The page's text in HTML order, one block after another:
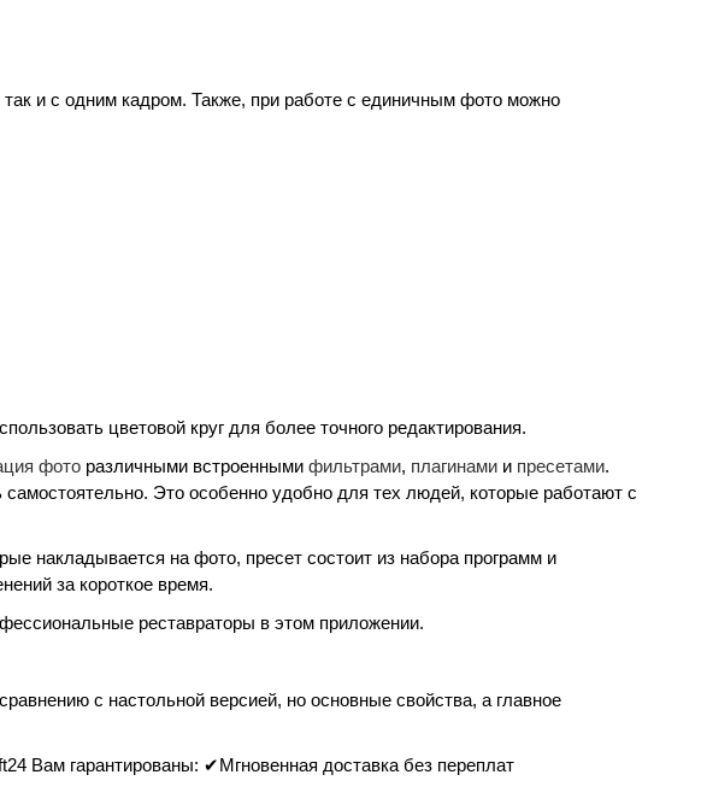
и с одним кадром. Также, при работе с единичным фото можно
цветовой круг для более точного редактирования.
фоторазличными встроенными фильтрами, плагинамии пресетами.
Это особенно удобно для тех людей, которые работают с
накладывается на фото, пресет состоит из набора программ и
за короткое время.
реставраторы в этом приложении.
с настольной версией, но основные свойства, а главное
Вам гарантированы: ✔Мгновенная доставка без переплат